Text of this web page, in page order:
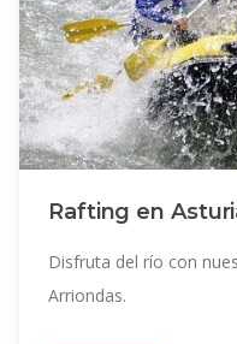
Rafting en
Disfruta del río con
Arriondas.